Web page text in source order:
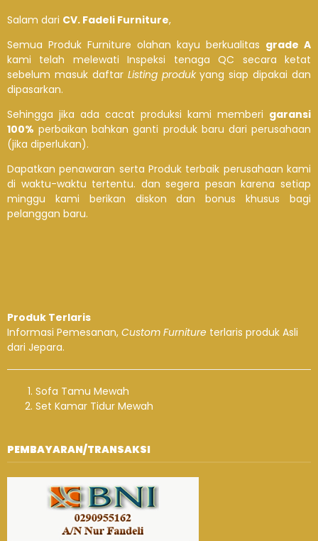
Salam dari CV. Fadeli Furniture,
Semua Produk Furniture olahan kayu berkualitas grade A
kami telah melewati Inspeksi tenaga QC secara ketat
sebelum masuk daftar Listing produkyang siap dipakai dan
dipasarkan.
Sehingga jika ada cacat produksi kami memberi garansi
100% perbaikan bahkan ganti produk baru dari perusahaan
(jika diperlukan).
Dapatkan penawaran serta Produk terbaik perusahaan kami
di waktu-waktu tertentu. dan segera pesan karena setiap
minggu kami berikan diskon dan bonus khusus bagi
pelanggan baru.
Produk Terlaris
Informasi Pemesanan, Custom Furniture terlaris produk Asli
dari Jepara.
Sofa Tamu Mewah
Set Kamar Tidur Mewah
PEMBAYARAN/TRANSAKSI